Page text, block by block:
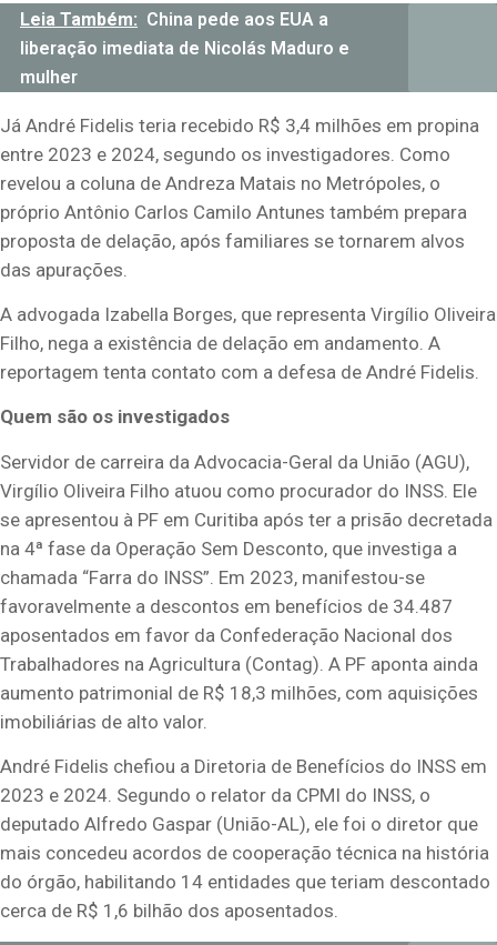
Leia Também: China pede aos EUA a
liberação imediata de Nicolás Maduro e
mulher
Já André Fidelis teria recebido R$ 3,4 milhões em propina
entre 2023 e 2024, segundo os investigadores. Como
revelou a coluna de Andreza Matais no Metrópoles, o
próprio Antônio Carlos Camilo Antunes também prepara
proposta de delação, após familiares se tornarem alvos
das apurações.
A advogada Izabella Borges, que representa Virgílio Oliveira
Filho, nega a existência de delação em andamento. A
reportagem tenta contato com a defesa de André Fidelis.
Quem são os investigados
Servidor de carreira da Advocacia-Geral da União (AGU),
Virgílio Oliveira Filho atuou como procurador do INSS. Ele
se apresentou à PF em Curitiba após ter a prisão decretada
na 4ª fase da Operação Sem Desconto, que investiga a
chamada “Farra do INSS”. Em 2023, manifestou-se
favoravelmente a descontos em benefícios de 34.487
aposentados em favor da Confederação Nacional dos
Trabalhadores na Agricultura (Contag). A PF aponta ainda
aumento patrimonial de R$ 18,3 milhões, com aquisições
imobiliárias de alto valor.
André Fidelis chefiou a Diretoria de Benefícios do INSS em
2023 e 2024. Segundo o relator da CPMI do INSS, o
deputado Alfredo Gaspar (União-AL), ele foi o diretor que
mais concedeu acordos de cooperação técnica na história
do órgão, habilitando 14 entidades que teriam descontado
cerca de R$ 1,6 bilhão dos aposentados.